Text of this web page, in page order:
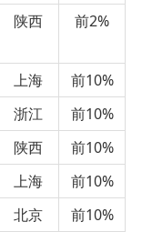
陕西 前2%
上海
前10%
浙江
前10%
陕西
前10%
上海
前10%
北京
前10%